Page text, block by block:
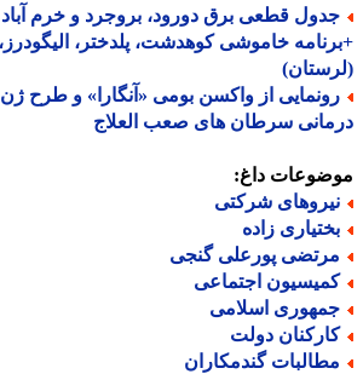
خاموشی کوهدشت، پلدختر، الیگودرز،
از واکسن بومی «آنگارا» و طرح ژن
سرطان های صعب العلاج
داغ:
شرکتی
زاده
پورعلی گنجی
اجتماعی
اسلامی
دولت
گندمکاران